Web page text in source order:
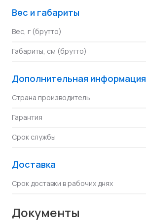
Вес и габариты
Вес, г (брутто)
Габариты, см (брутто)
Дополнительная информация
Страна производитель
Гарантия
Срок службы
Доставка
Срок доставки в рабочих днях
Документы